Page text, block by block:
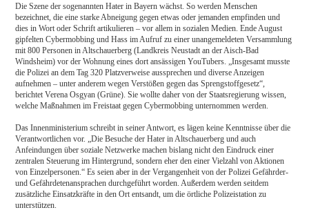
Die Szene der sogenannten Hater in Bayern wächst. So werden Menschen
bezeichnet, die eine starke Abneigung gegen etwas oder jemanden empfinden und
dies in Wort oder Schrift artikulieren – vor allem in sozialen Medien. Ende August
gipfelten Cybermobbing und Hass im Aufruf zu einer unangemeldeten Versammlung
mit 800 Personen in Altschauerberg (Landkreis Neustadt an der Aisch-Bad
Windsheim) vor der Wohnung eines dort ansässigen YouTubers. „Insgesamt musste
die Polizei an dem Tag 320 Platzverweise aussprechen und diverse Anzeigen
aufnehmen – unter anderem wegen Verstößen gegen das Sprengstoffgesetz“,
berichtet Verena Osgyan (Grüne). Sie wollte daher von der Staatsregierung wissen,
welche Maßnahmen im Freistaat gegen Cybermobbing unternommen werden.
Das Innenministerium schreibt in seiner Antwort, es lägen keine Kenntnisse über die
Verantwortlichen vor. „Die Besuche der Hater in Altschauerberg und auch
Anfeindungen über soziale Netzwerke machen bislang nicht den Eindruck einer
zentralen Steuerung im Hintergrund, sondern eher den einer Vielzahl von Aktionen
von Einzelpersonen.“ Es seien aber in der Vergangenheit von der Polizei Gefährder-
und Gefährdetenansprachen durchgeführt worden. Außerdem werden seitdem
zusätzliche Einsatzkräfte in den Ort entsandt, um die örtliche Polizeistation zu
unterstützen.